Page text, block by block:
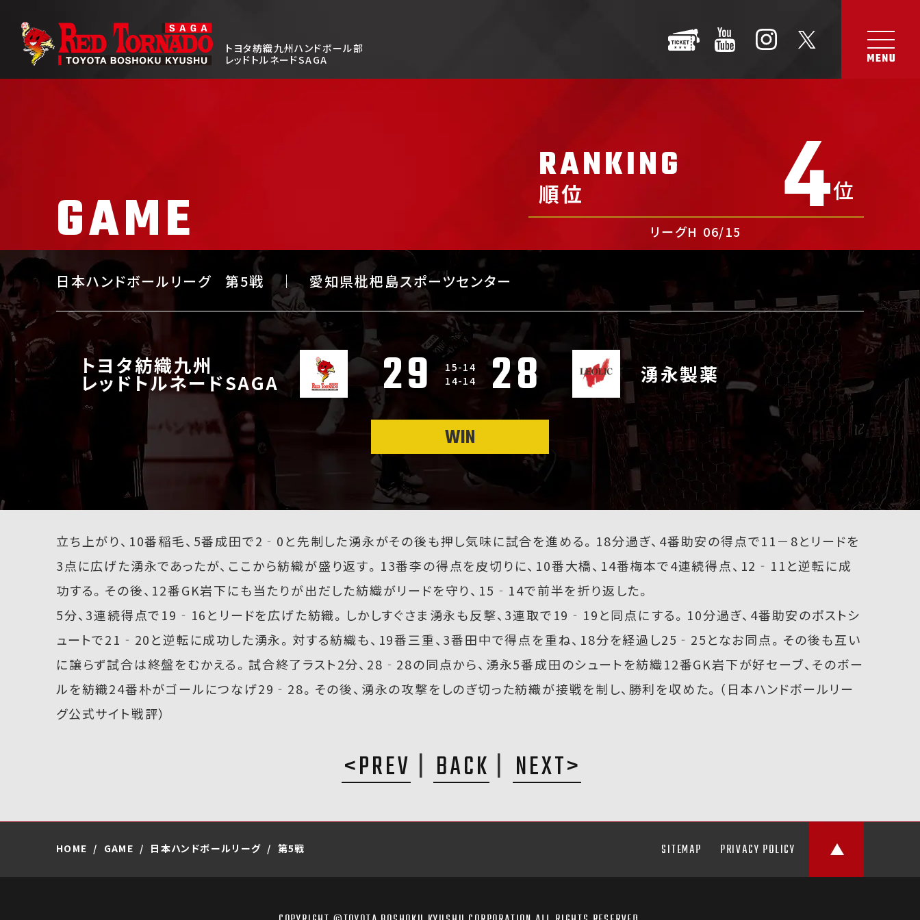
トヨタ紡織九州ハンドボール部
レッドトルネードSAGA
GAME
RANKING
順位 4位
リーグH 06/15
日本ハンドボールリーグ 第5戦 愛知県枇杷島スポーツセンター
トヨタ紡織九州
レッドトルネードSAGA 29 湧永製薬
28
WIN
15-14
14-14
立ち上がり、10番稲毛、5番成田で2‐0と先制した湧永がその後も押し気味に試合を進める。18分過ぎ、4番助安の得点で11－8とリードを
3点に広げた湧永であったが、ここから紡織が盛り返す。13番李の得点を皮切りに、10番大橋、14番梅本で4連続得点、12‐11と逆転に成
功する。その後、12番GK岩下にも当たりが出だした紡織がリードを守り、15‐14で前半を折り返した。
5分、3連続得点で19‐16とリードを広げた紡織。しかしすぐさま湧永も反撃、3連取で19‐19と同点にする。10分過ぎ、4番助安のポストシ
ュートで21‐20と逆転に成功した湧永。対する紡織も、19番三重、3番田中で得点を重ね、18分を経過し25‐25となお同点。その後も互い
に譲らず試合は終盤をむかえる。試合終了ラスト2分、28‐28の同点から、湧永5番成田のシュートを紡織12番GK岩下が好セーブ、そのボー
ルを紡織24番朴がゴールにつなげ29‐28。その後、湧永の攻撃をしのぎ切った紡織が接戦を制し、勝利を収めた。（日本ハンドボールリー
グ公式サイト戦評）
PREV BACK NEXT
HOME GAME 日本ハンドボールリーグ 第5戦 SITEMAP PRIVACY POLICY